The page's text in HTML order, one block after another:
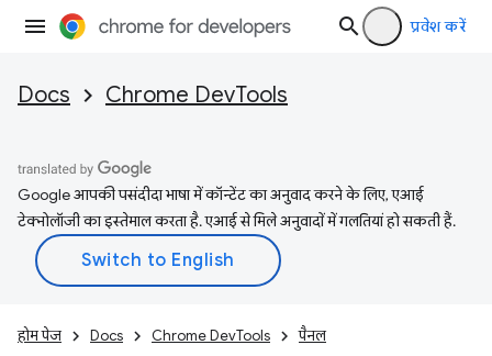
प्रवेश करें
Docs Chrome DevTools
Google आपकी पसंदीदा भाषा में कॉन्टेंट का अनुवाद करने के लिए, एआई
टेक्नोलॉजी का इस्तेमाल करता है. एआई से मिले अनुवादों में गलतियां हो सकती हैं.
होम पेज Docs Chrome DevTools पैनल